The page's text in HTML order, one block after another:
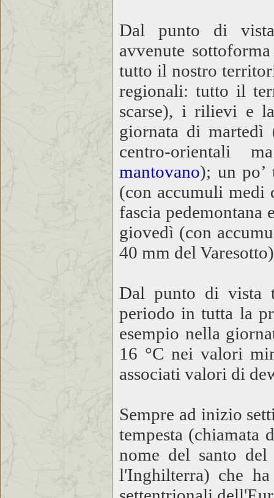
Dal punto di vista
avvenute
tutto il nostro
regionali: tutto il
scarse), i rilievi e
giornata di
centro-orientali
mantovano); un
(con accumuli medi
fascia
giovedì (con
40 mm del
Dal punto di vista
periodo in tutta la
esempio nella
16 °C nei valori
associati valori di
Sempre ad inizio
tempesta (chiamata
nome del santo
l'Inghilterra) che